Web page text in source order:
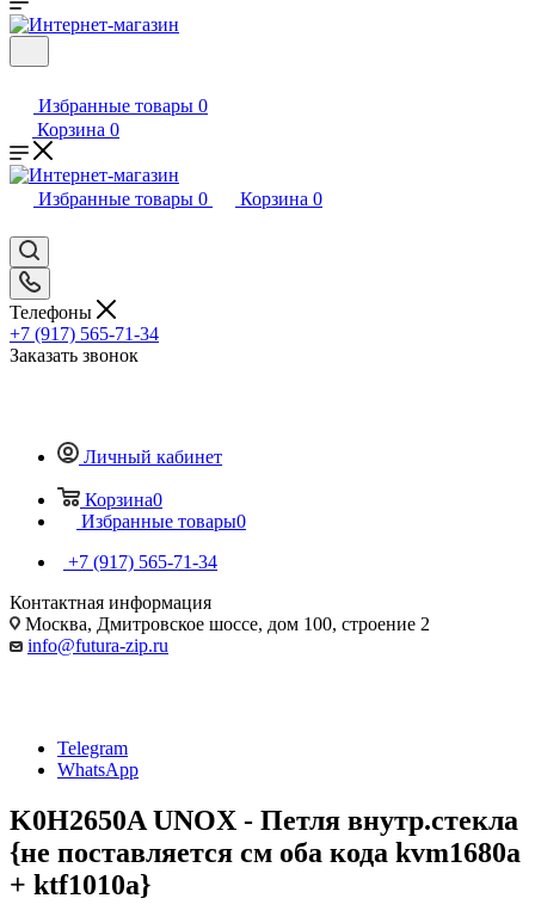
Избранные товары 0
Корзина 0
Избранные товары 0 Корзина 0
Телефоны
+7 (917) 565-71-34
Заказать звонок
Личный кабинет
Корзина0
Избранные товары0
+7 (917) 565-71-34
Контактная информация
Москва, Дмитровское шоссе, дом 100, строение 2
info@futura-zip.ru
Telegram
WhatsApp
K0H2650A UNOX - Петля внутр.стекла
{не поставляется см оба кода kvm1680a
+ ktf1010a}